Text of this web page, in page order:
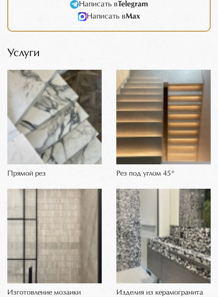
Написать вTelegram
Написать вMax
Услуги
Прямой рез Рез под углом 45°
Изготовление мозаики Изделия из керамогранита